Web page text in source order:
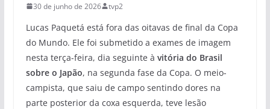
30 de junho de 2026 tvp2
Lucas Paquetá está fora das oitavas de final da Copa
do Mundo. Ele foi submetido a exames de imagem
nesta terça-feira, dia seguinte à vitória do Brasil
sobre o Japão, na segunda fase da Copa. O meio-
campista, que saiu de campo sentindo dores na
parte posterior da coxa esquerda, teve lesão